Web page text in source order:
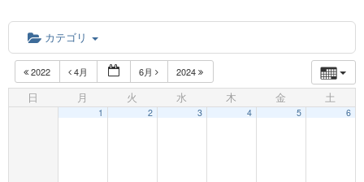
カテゴリ
2022 4月 6月 2024
日 月 火 水 木 金 土
1 2 3 4 5 6